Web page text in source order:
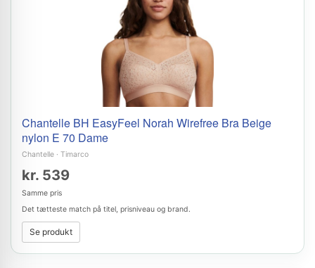
Chantelle BH EasyFeel Norah Wirefree Bra Beige
nylon E 70 Dame
Chantelle · Timarco
kr. 539
Samme pris
Det tætteste match på titel, prisniveau og brand.
Se produkt